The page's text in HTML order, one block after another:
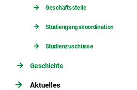
Geschäftsstelle
Studiengangskoordination
Studienzuschüsse
Geschichte
Aktuelles